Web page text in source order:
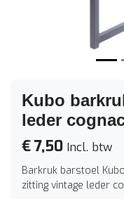
Kubo
leder
€ 7,50 Incl. btw
Barkruk barstoel
zitting vintage leder